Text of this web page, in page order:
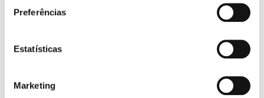
Preferências
Estatísticas
Marketing